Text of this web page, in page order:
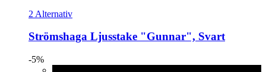
2 Alternativ
Strömshaga Ljusstake "Gunnar", Svart
-5%